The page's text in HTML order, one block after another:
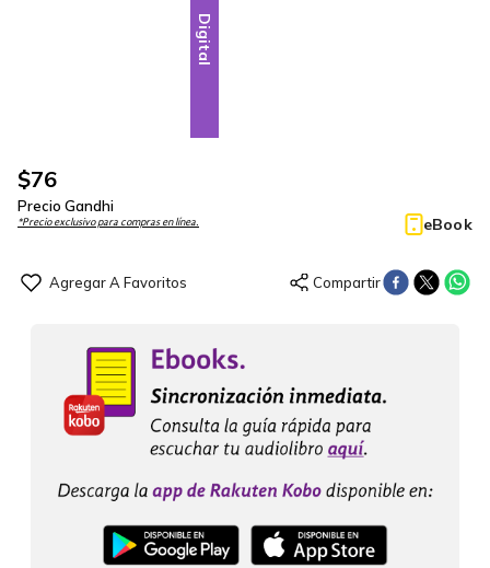
Digital
$76
Precio Gandhi
*Precio exclusivo para compras en línea. eBook